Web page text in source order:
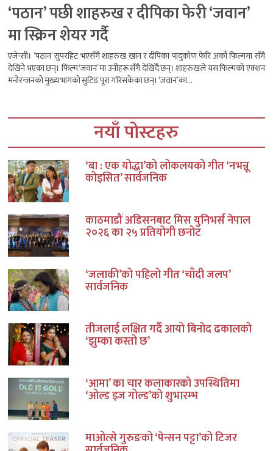
‘पठान’ पछी शाहरुख र दीपिका फेरी ‘जवान’
मा स्क्रिन शेयर गर्दै
एजेन्सी। ‘पठान’ सुपरहिट भएसँगै शाहरुख खान र दीपिका पादुकोण फेरि अर्को फिल्ममा सँगै
देखिने भएका छन्। फिल्म ‘जवान’ मा उनीहरू सँगै देखिँदै छन्। शाहरुखले यस फिल्मको एक्शन
मनोरन्जनको मुख्य भागको सुटिङ पूरा गरिसकेका छन्। ‘जवान’का...
नयाँ पोस्टहरु
‘बा : एक योद्धा’को लोकलयको गीत ‘नभन्नू
कोइसित’ सार्वजनिक
काठमाडौं अडिसनबाट मिस युनिभर्स नेपाल
२०२६ का २५ प्रतियोगी छनोट
‘जलाकी’को पहिलो गीत ‘चाँदी जलप’
सार्वजनिक
तीजलाई लक्षित गर्दै आयो बिनोद ढकालको
‘झुम्का कस्तो छ’
‘आमा’ का चार कलाकारको उपस्थितिमा
‘ओल्ड इज गोल्ड’को शुभारम्भ
माओत्से गुरुङको ‘पेन्सन पट्टा’को टिजर